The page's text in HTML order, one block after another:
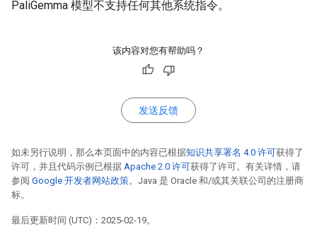
PaliGemma 模型不支持任何其他系统指令。
该内容对您有帮助吗？
发送反馈
如未另行说明，那么本页面中的内容已根据知识共享署名 4.0 许可获得了
许可，并且代码示例已根据 Apache 2.0 许可获得了许可。有关详情，请
参阅 Google 开发者网站政策。Java 是 Oracle 和/或其关联公司的注册商
标。
最后更新时间 (UTC)：2025-02-19。